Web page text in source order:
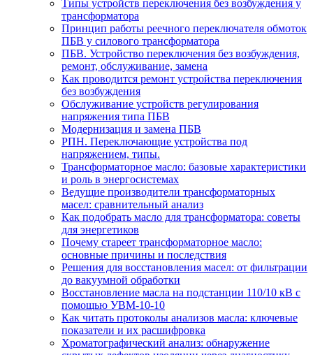
Типы устройств переключения без возбуждения у
трансформатора
Принцип работы реечного переключателя обмоток
ПБВ у силового трансформатора
ПБВ. Устройство переключения без возбуждения,
ремонт, обслуживание, замена
Как проводится ремонт устройства переключения
без возбуждения
Обслуживание устройств регулирования
напряжения типа ПБВ
Модернизация и замена ПБВ
РПН. Переключающие устройства под
напряжением, типы.
Трансформаторное масло: базовые характеристики
и роль в энергосистемах
Ведущие производители трансформаторных
масел: сравнительный анализ
Как подобрать масло для трансформатора: советы
для энергетиков
Почему стареет трансформаторное масло:
основные причины и последствия
Решения для восстановления масел: от фильтрации
до вакуумной обработки
Восстановление масла на подстанции 110/10 кВ с
помощью УВМ-10-10
Как читать протоколы анализов масла: ключевые
показатели и их расшифровка
Хроматографический анализ: обнаружение